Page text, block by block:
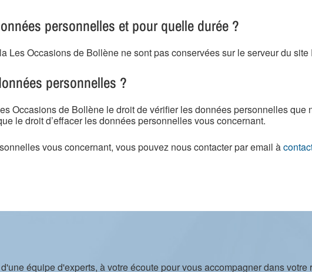
personnelles et pour quelle durée ?
Les Occasions de Bollène ne sont pas conservées sur le serveur du site
personnelles ?
Occasions de Bollène le droit de vérifier les données personnelles que
le droit d’effacer les données personnelles vous concernant.
vous concernant, vous pouvez nous contacter par email à
équipe d'experts, à votre écoute pour vous accompagner dans